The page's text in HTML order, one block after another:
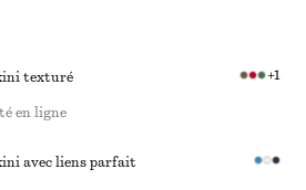
texturé
+1
en ligne
avec liens parfait